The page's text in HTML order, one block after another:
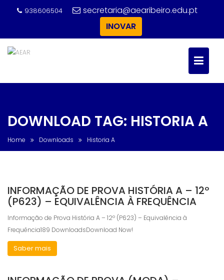
938606504
secretaria@aearibeiro.edu.pt
INOVAR
DOWNLOAD TAG: HISTORIA A
Home Downloads Historia A
INFORMAÇÃO DE PROVA HISTÓRIA A – 12º
(P623) – EQUIVALÊNCIA À FREQUÊNCIA
Informação de Prova História A – 12º (P623) – Equivalência à
Frequência189 DownloadsDownload Now!
Saber mais